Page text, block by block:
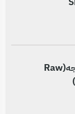
روو افريكان غسول الوجه(Raw